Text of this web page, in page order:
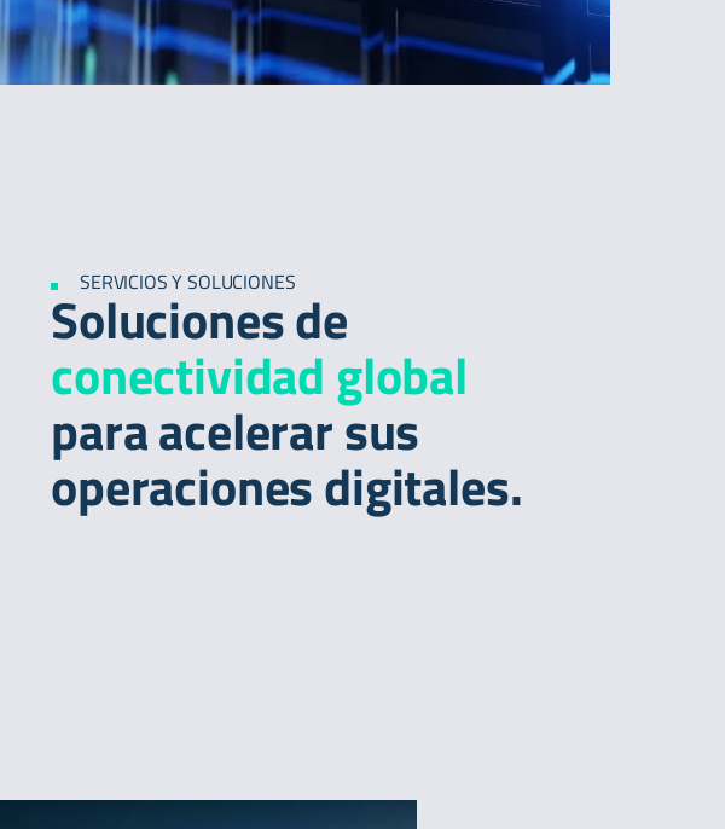
SERVICIOS Y SOLUCIONES
Soluciones de
conectividad global
para acelerar sus
operaciones digitales.